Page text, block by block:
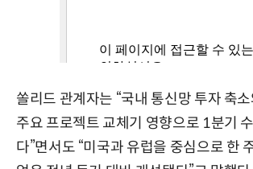
쏠리드 관계자는 “국내 통신망 투자 축
주요 프로젝트 교체기 영향으로 1분기
다”면서도 “미국과 유럽을 중심으로 한